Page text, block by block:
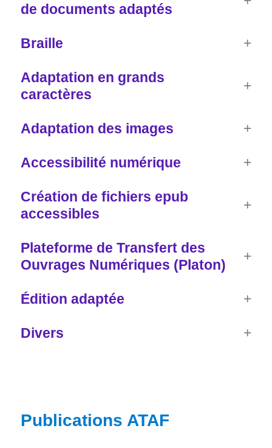
de documents adaptés
Braille
Adaptation en grands
caractères
Adaptation des images
Accessibilité numérique
Création de fichiers epub
accessibles
Plateforme de Transfert des
Ouvrages Numériques (Platon)
Édition adaptée
Divers
Publications ATAF